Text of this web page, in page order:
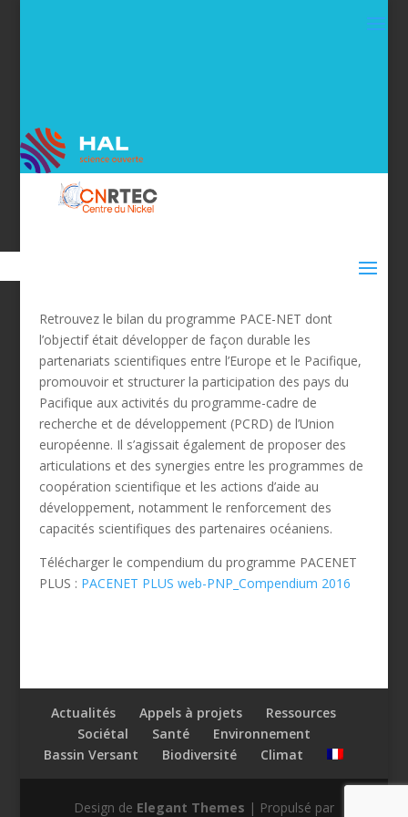
Retrouvez le bilan du programme PACE-NET dont
l’objectif était développer de façon durable les
partenariats scientifiques entre l’Europe et le Pacifique,
promouvoir et structurer la participation des pays du
Pacifique aux activités du programme-cadre de
recherche et de développement (PCRD) de l’Union
européenne. Il s’agissait également de proposer des
articulations et des synergies entre les programmes de
coopération scientifique et les actions d’aide au
développement, notamment le renforcement des
capacités scientifiques des partenaires océaniens.
Télécharger le compendium du programme PACENET
PLUS : PACENET PLUS web-PNP_Compendium 2016
Actualités Appels à projets
Ressources
Sociétal
Santé
Environnement
Bassin Versant
Biodiversité Climat
Design de Elegant Themes | Propulsé par